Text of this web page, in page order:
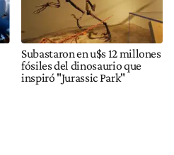
Subastaron en u$s 12 millones
fósiles del dinosaurio que
inspiró "Jurassic Park"